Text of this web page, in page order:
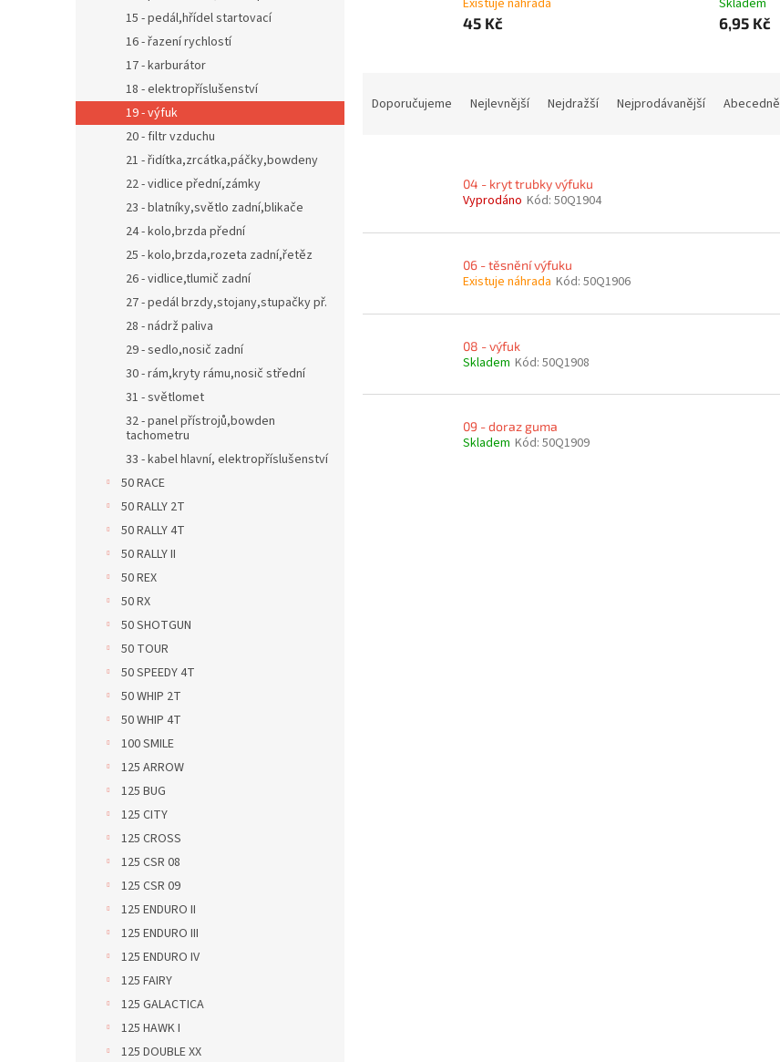
15 - pedál,hřídel startovací
16 - řazení rychlostí
17 - karburátor
18 - elektropříslušenství
19 - výfuk
20 - filtr vzduchu
21 - řidítka,zrcátka,páčky,bowdeny
22 - vidlice přední,zámky
23 - blatníky,světlo zadní,blikače
24 - kolo,brzda přední
25 - kolo,brzda,rozeta zadní,řetěz
26 - vidlice,tlumič zadní
27 - pedál brzdy,stojany,stupačky př.
28 - nádrž paliva
29 - sedlo,nosič zadní
30 - rám,kryty rámu,nosič střední
31 - světlomet
32 - panel přístrojů,bowden
tachometru
33 - kabel hlavní, elektropříslušenství
50 RACE
50 RALLY 2T
50 RALLY 4T
50 RALLY II
50 REX
50 RX
50 SHOTGUN
50 TOUR
50 SPEEDY 4T
50 WHIP 2T
50 WHIP 4T
100 SMILE
125 ARROW
125 BUG
125 CITY
125 CROSS
125 CSR 08
125 CSR 09
125 ENDURO II
125 ENDURO III
125 ENDURO IV
125 FAIRY
125 GALACTICA
125 HAWK I
125 DOUBLE XX
45 Kč
6,95 Kč
Doporučujeme Nejlevnější Nejdražší Nejprodávanější Abecedně
04 - kryt trubky výfuku
Vyprodáno Kód: 50Q1904
06 - těsnění výfuku
Existuje náhrada Kód: 50Q1906
08 - výfuk
Skladem Kód: 50Q1908
09 - doraz guma
Skladem Kód: 50Q1909